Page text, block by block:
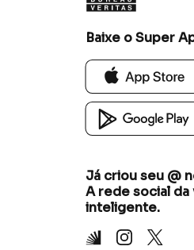
Baixe o Super
Já criou seu @
A rede social da
inteligente.
Inter Instagram
X